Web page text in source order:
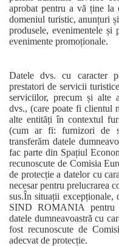
aprobat pentru a vă ține
domeniul turistic, anunțuri
produsele, evenimentele
evenimente promoționale.
Datele dvs. cu caracter
prestatori de servicii
serviciilor, precum și alte
dvs., (care poate fi clientul
alte entități în contextul
(cum ar fi: furnizori de
transferăm datele
fac parte din Spațiul
recunoscute de Comisia
de protecție a datelor cu
necesar pentru prelucrarea
sus.În situații excepționale,
SIND ROMANIA pentru
datele dumneavoastră cu
fost recunoscute de
adecvat de protecție.